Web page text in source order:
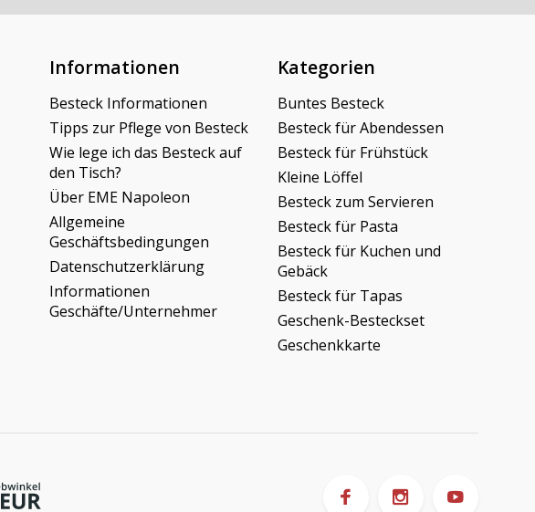
Informationen
Besteck Informationen
Tipps zur Pflege von Besteck
Wie lege ich das Besteck auf
den Tisch?
Über EME Napoleon
Allgemeine
Geschäftsbedingungen
Datenschutzerklärung
Informationen
Geschäfte/Unternehmer
Kategorien
Buntes Besteck
Besteck für Abendessen
Besteck für Frühstück
Kleine Löffel
Besteck zum Servieren
Besteck für Pasta
Besteck für Kuchen und
Gebäck
Besteck für Tapas
Geschenk-Besteckset
Geschenkkarte